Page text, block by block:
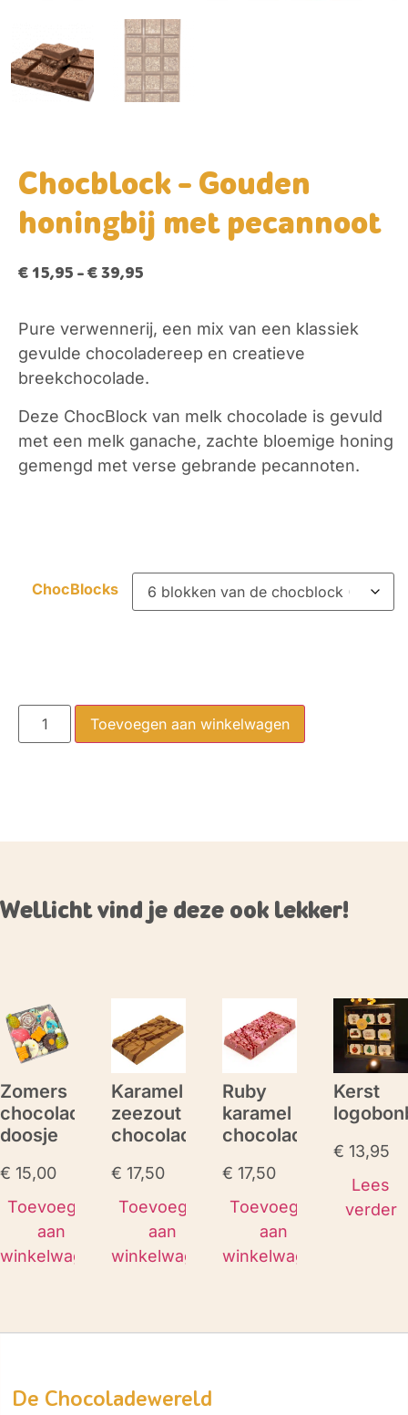
Chocblock – Gouden
honingbij met pecannoot
€ 15,95 -€39,95
Pure verwennerij, een mix van een klassiek
gevulde chocoladereep en creatieve
breekchocolade.
Deze ChocBlock van melk chocolade is gevuld
met een melk ganache, zachte bloemige honing
gemengd met verse gebrande pecannoten.
ChocBlocks
Toevoegen aan winkelwagen
Wellicht vind je deze ook lekker!
Zomers
chocolade
doosje
€ 15,00
Toevoegen
aan
winkelwagen
Karamel
zeezout
chocoladereep
€ 17,50
Toevoegen
aan
winkelwagen
Ruby
karamel
chocoladereep
€ 17,50
Toevoegen
aan
winkelwagen
Kerst
€ 13,95
Lees
verder
De Chocoladewereld